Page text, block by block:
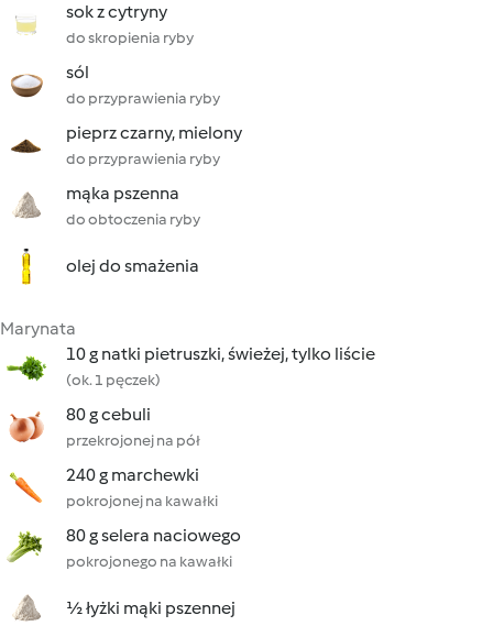
sok z cytryny
do skropienia ryby
sól
do przyprawienia ryby
pieprz czarny, mielony
do przyprawienia ryby
mąka pszenna
do obtoczenia ryby
olej do smażenia
Marynata
10 g natki pietruszki, świeżej, tylko liście
(ok. 1 pęczek)
80 g cebuli
przekrojonej na pół
240 g marchewki
pokrojonej na kawałki
80 g selera naciowego
pokrojonego na kawałki
½ łyżki mąki pszennej